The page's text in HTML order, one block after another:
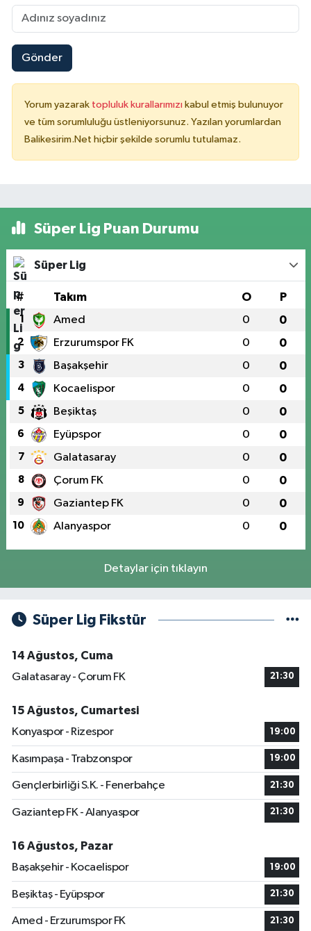
Gönder
Yorum yazarak topluluk kurallarımızı kabul etmiş bulunuyor
ve tüm sorumluluğu üstleniyorsunuz. Yazılan yorumlardan
Balikesirim.Net hiçbir şekilde sorumlu tutulamaz.
Süper Lig Puan Durumu
Süper Lig
# Takım O P
1 Amed 0 0
2 Erzurumspor FK 0 0
3 Başakşehir 0 0
4 Kocaelispor 0 0
5 Beşiktaş 0 0
6 Eyüpspor 0 0
7 Galatasaray 0 0
8 Çorum FK 0 0
9 Gaziantep FK 0 0
10 Alanyaspor 0 0
Detaylar için tıklayın
Süper Lig Fikstür
14 Ağustos, Cuma
Galatasaray - Çorum FK
21:30
15 Ağustos, Cumartesi
Konyaspor - Rizespor
19:00
Kasımpaşa - Trabzonspor 19:00
Gençlerbirliği S.K. - Fenerbahçe 21:30
Gaziantep FK - Alanyaspor 21:30
16 Ağustos, Pazar
Başakşehir - Kocaelispor
19:00
Beşiktaş - Eyüpspor 21:30
Amed - Erzurumspor FK 21:30